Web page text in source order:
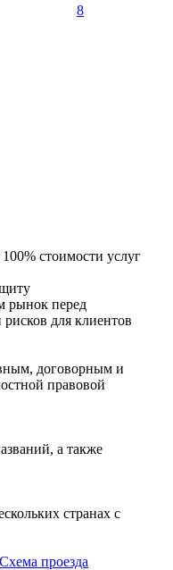
8
стоимости услуг
рынок перед
для клиентов
договорным и
правовой
а также
странах с
Схема проезда